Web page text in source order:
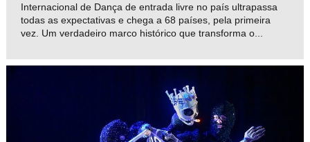
Internacional de Dança de entrada livre no país ultrapassa
todas as expectativas e chega a 68 países, pela primeira
vez. Um verdadeiro marco histórico que transforma o...